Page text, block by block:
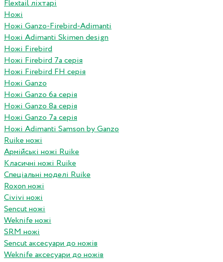
Flextail ліхтарі
Ножі
Ножі Ganzo-Firebird-Adimanti
Ножі Adimanti Skimen design
Ножі Firebird
Ножі Firebird 7а серія
Ножі Firebird FH серія
Ножі Ganzo
Ножі Ganzo 6а серія
Ножі Ganzo 8а серія
Ножі Ganzo 7а серія
Ножі Adimanti Samson by Ganzo
Ruike ножі
Армійські ножі Ruike
Класичні ножі Ruike
Спеціальні моделі Ruike
Roxon ножi
Civivi ножі
Sencut ножі
Weknife ножі
SRM ножі
Sencut аксесуари до ножів
Weknife аксесуари до ножів